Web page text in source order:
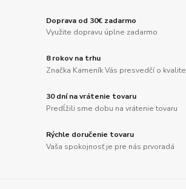
Doprava od 30€ zadarmo
Využite dopravu úplne zadarmo
8 rokov na trhu
Značka Kameník Vás presvedčí o kvalite
30 dní na vrátenie tovaru
Predĺžili sme dobu na vrátenie tovaru
Rýchle doručenie tovaru
Vaša spokojnosť je pre nás prvoradá